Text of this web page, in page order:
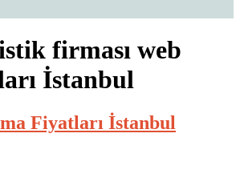
firması web
İstanbul
Fiyatları İstanbul